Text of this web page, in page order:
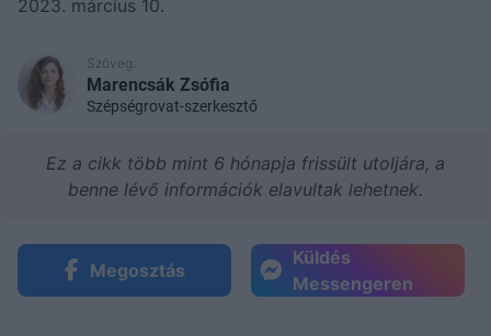
2023. március 10.
Szöveg:
Marencsák Zsófia
Szépségrovat-szerkesztő
Ez a cikk több mint 6 hónapja frissült utoljára, a
benne lévő információk elavultak lehetnek.
Megosztás
Küldés
Messengeren